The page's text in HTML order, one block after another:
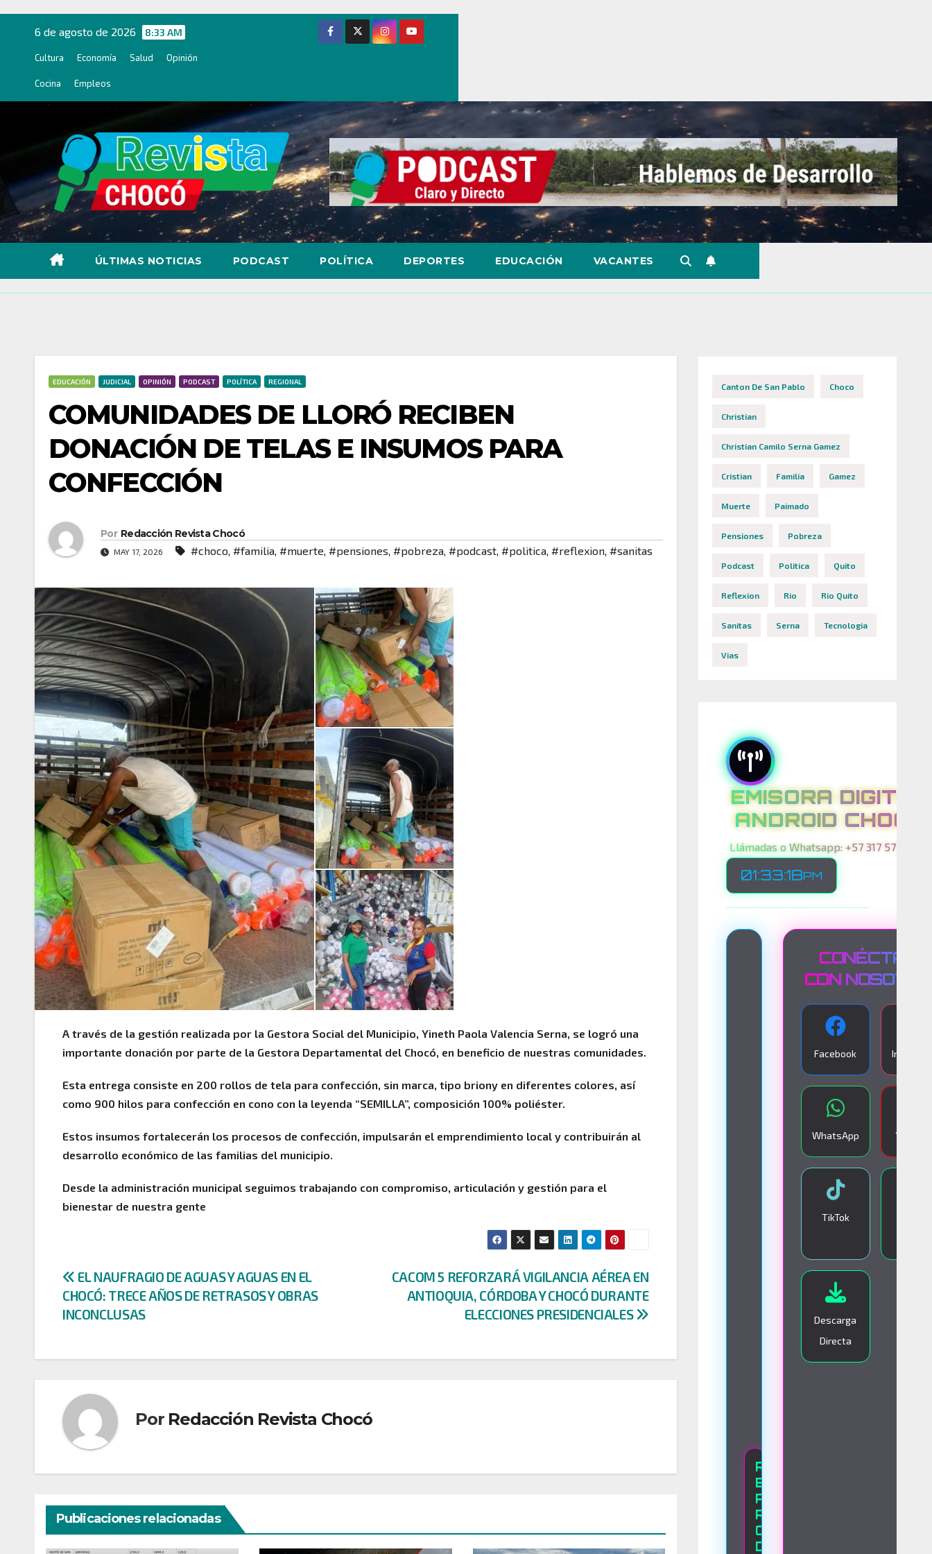
contenido
6 de agosto de 2026 8:33 AM
Cultura Economía Salud Opinión
Cocina Empleos
ÚLTIMAS NOTICIAS PODCAST POLÍTICA DEPORTES EDUCACIÓN VACANTES
EDUCACIÓN JUDICIAL OPINIÓN PODCAST POLÍTICA REGIONAL
COMUNIDADES DE LLORÓ RECIBEN
DONACIÓN DE TELAS E INSUMOS PARA
CONFECCIÓN
Por Redacción Revista Chocó
MAY 17, 2026 #choco #familia #muerte #pensiones #pobreza #podcast #politica #reflexion #sanitas
A través de la gestión realizada por la Gestora Social del Municipio, Yineth Paola Valencia Serna, se logró una
importante donación por parte de la Gestora Departamental del Chocó, en beneficio de nuestras comunidades.
Esta entrega consiste en 200 rollos de tela para confección, sin marca, tipo briony en diferentes colores, así
como 900 hilos para confección en cono con la leyenda “SEMILLA”, composición 100% poliéster.
Estos insumos fortalecerán los procesos de confección, impulsarán el emprendimiento local y contribuirán al
desarrollo económico de las familias del municipio.
Desde la administración municipal seguimos trabajando con compromiso, articulación y gestión para el
bienestar de nuestra gente
Navegación
de
CACOM 5 REFORZARÁ VIGILANCIA AÉREA EN
ANTIOQUIA, CÓRDOBA Y CHOCÓ DURANTE
ELECCIONES PRESIDENCIALES
EL NAUFRAGIO DE AGUAS Y AGUAS EN EL
CHOCÓ: TRECE AÑOS DE RETRASOS Y OBRAS
INCONCLUSAS
Por Redacción Revista Chocó
Publicaciones relacionadas
Canton De San Pablo Choco
Christian
Christian Camilo Serna Gamez
Cristian Familia Gamez
Muerte Paimado
Pensiones Pobreza
Podcast Politica Quito
Reflexion Rio Rio Quito
Sanitas Serna Tecnologia
Vias
EMISORA DIGITAL
ANDROID CHOCO
Llámadas o Whatsapp: +57 317 575 00 21
01:33:20PM
R
E
P
R
O
D
CONÉCTATE
CON
Facebook
WhatsApp YouTube
TikTok
Descarga
Directa